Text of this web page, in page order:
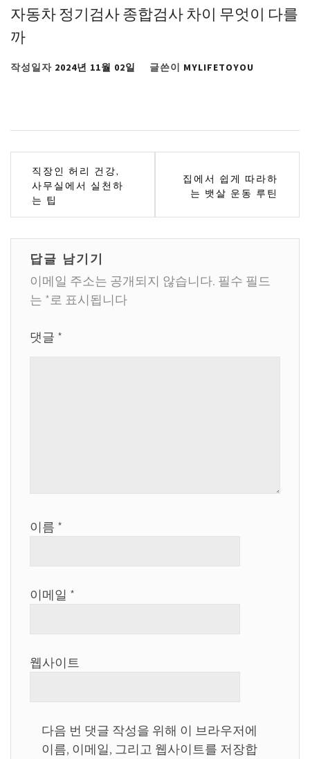
자동차 정기검사 종합검사 차이 무엇이 다를
까
작성일자 2024년 11월 02일 글쓴이 MYLIFETOYOU
색
직장인 허리 건강,
사무실에서 실천하
는 팁
집에서 쉽게 따라하
는 뱃살 운동 루틴
답글 남기기
이메일 주소는 공개되지 않습니다. 필수 필드
는 *로 표시됩니다
댓글 *
이름 *
이메일 *
웹사이트
다음 번 댓글 작성을 위해 이 브라우저에
이름, 이메일, 그리고 웹사이트를 저장합